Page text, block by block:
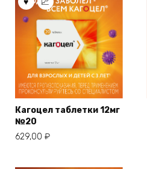
Кагоцел таблетки 12мг
№20
629,00 ₽